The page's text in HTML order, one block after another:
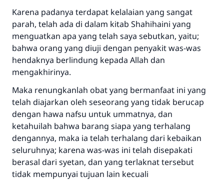
Karena padanya terdapat kelalaian yang sangat
parah, telah ada di dalam kitab Shahihaini yang
menguatkan apa yang telah saya sebutkan, yaitu;
bahwa orang yang diuji dengan penyakit was-was
hendaknya berlindung kepada Allah dan
mengakhirinya.
Maka renungkanlah obat yang bermanfaat ini yang
telah diajarkan oleh seseorang yang tidak berucap
dengan hawa nafsu untuk ummatnya, dan
ketahuilah bahwa barang siapa yang terhalang
dengannya, maka ia telah terhalang dari kebaikan
seluruhnya; karena was-was ini telah disepakati
berasal dari syetan, dan yang terlaknat tersebut
tidak mempunyai tujuan lain kecuali
Jawaban no. 110845
menyelamatkan pernikahan.